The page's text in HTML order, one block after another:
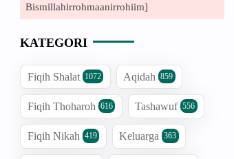
Bismillahirrohmaanirrohiim]
KATEGORI
Fiqih Shalat 1072 Aqidah 859
Fiqih Thoharoh 616 Tashawuf 556
Fiqih Nikah 419 Keluarga 363